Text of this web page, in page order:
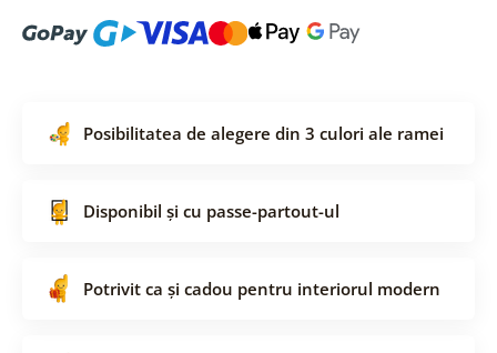
Posibilitatea de alegere din 3 culori ale ramei
Disponibil și cu passe-partout-ul
Potrivit ca și cadou pentru interiorul modern